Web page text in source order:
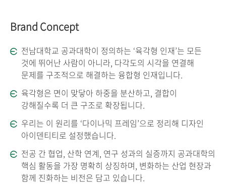
Brand Concept
전남대학교 공과대학이 정의하는 ‘육각형 인재’는 모든
것에 뛰어난 사람이 아니라, 다각도의 시각을 연결해
문제를 구조적으로 해결하는 융합형 인재입니다.
육각형은 면이 맞닿아 하중을 분산하고, 결합이
강해질수록 더 큰 구조로 확장됩니다.
우리는 이 원리를 ‘다이나믹 프레임’으로 정리해 디자인
아이덴티티로 설정했습니다.
전공 간 협업, 산학 연계, 연구 성과의 실증까지 공과대학의
핵심 활동을 가장 명확히 상징하며, 변화하는 산업 현장과
함께 진화하는 비전은 담고 있습니다.